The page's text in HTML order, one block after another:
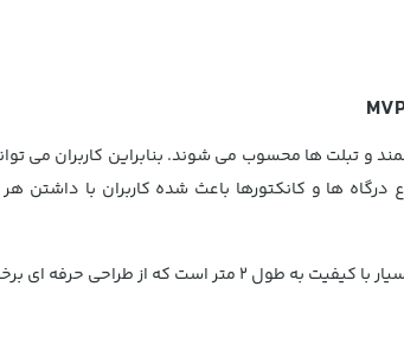
و تبلت ها محسوب می شوند. بنابراین کاربران می
درگاه ها و کانکتورها باعث شده کاربران با داشتن